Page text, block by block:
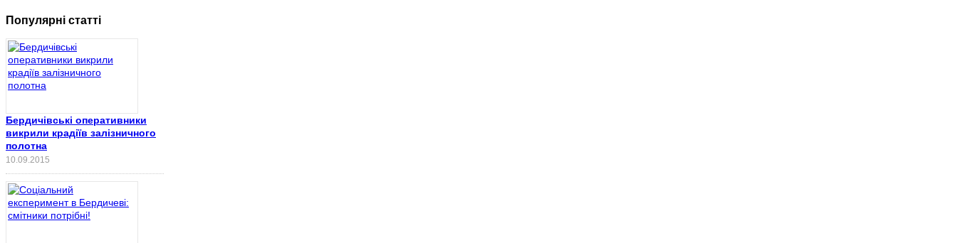
Популярні статті
Бердичівські оперативники
викрили крадіїв залізничного
полотна
10.09.2015